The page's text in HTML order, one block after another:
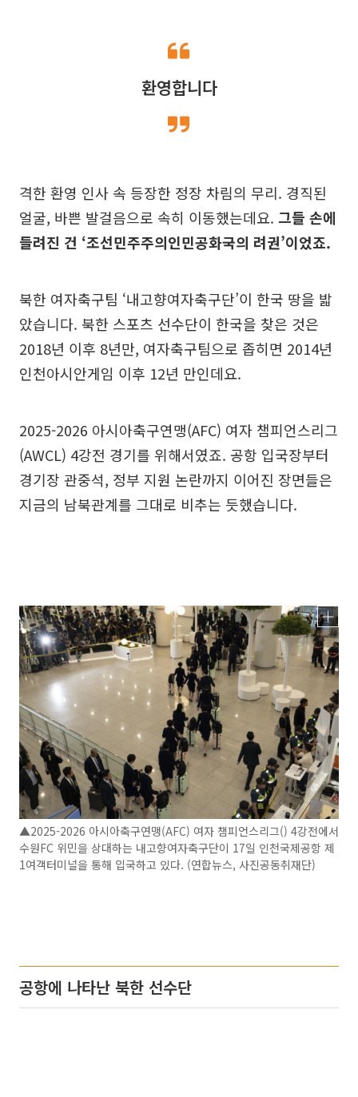
환영합니다
격한 환영 인사 속 등장한 정장 차림의 무리. 경직된
얼굴, 바쁜 발걸음으로 속히 이동했는데요. 그들 손에
들려진 건 ‘조선민주주의인민공화국의 려권’이었죠.
북한 여자축구팀 ‘내고향여자축구단’이 한국 땅을 밟
았습니다. 북한 스포츠 선수단이 한국을 찾은 것은
2018년 이후 8년만, 여자축구팀으로 좁히면 2014년
인천아시안게임 이후 12년 만인데요.
2025-2026 아시아축구연맹(AFC) 여자 챔피언스리그
(AWCL) 4강전 경기를 위해서였죠. 공항 입국장부터
경기장 관중석, 정부 지원 논란까지 이어진 장면들은
지금의 남북관계를 그대로 비추는 듯했습니다.
▲2025-2026 아시아축구연맹(AFC) 여자 챔피언스리그() 4강전에서
수원FC 위민을 상대하는 내고향여자축구단이 17일 인천국제공항 제
1여객터미널을 통해 입국하고 있다. (연합뉴스, 사진공동취재단)
공항에 나타난 북한 선수단